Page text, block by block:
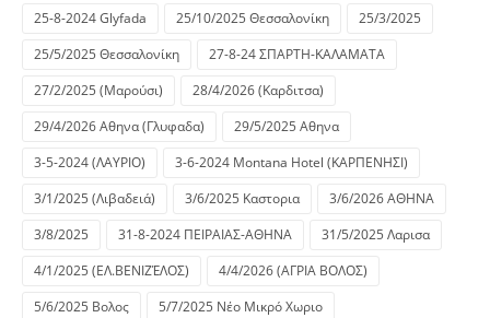
25-8-2024 Glyfada
25/10/2025 Θεσσαλονίκη
25/3/2025
25/5/2025 Θεσσαλονίκη
27-8-24 ΣΠΑΡΤΗ-ΚΑΛΑΜΑΤΑ
27/2/2025 (Μαρούσι)
28/4/2026 (Καρδιτσα)
29/4/2026 Αθηνα (Γλυφαδα)
29/5/2025 Αθηνα
3-5-2024 (ΛΑΥΡΙΟ)
3-6-2024 Montana Hotel (ΚΑΡΠΕΝΗΣΙ)
3/1/2025 (Λιβαδειά)
3/6/2025 Καστορια
3/6/2026 ΑΘΗΝΑ
3/8/2025
31-8-2024 ΠΕΙΡΑΙΑΣ-ΑΘΗΝΑ
31/5/2025 Λαρισα
4/1/2025 (ΕΛ.ΒΕΝΙΖΈΛΟΣ)
4/4/2026 (ΑΓΡΙΑ ΒΟΛΟΣ)
5/6/2025 Βολος
5/7/2025 Νέο Μικρό Χωριο